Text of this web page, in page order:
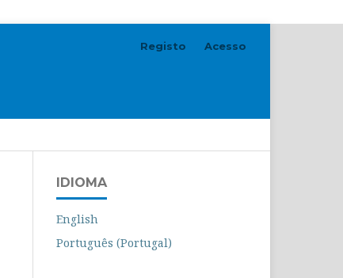
Registo Acesso
IDIOMA
English
Português (Portugal)